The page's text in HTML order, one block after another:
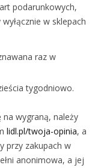
podarunkowych,
w sklepach
raz w
tygodniowo.
na wygraną, należy
lidl.pl/twoja-opinia, a
przy zakupach w
anonimowa, a jej